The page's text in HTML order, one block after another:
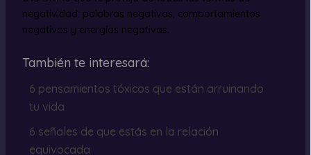
negatividad: palabras negativas, comportamientos
negativos y energías negativas.
También te interesará:
6 pensamientos tóxicos que están arruinando
tu vida
6 señales de que estás en la relación
equivocada